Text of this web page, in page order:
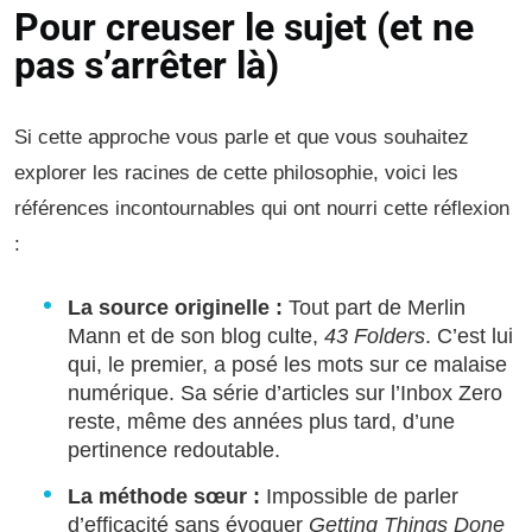
Pour creuser le sujet (et ne
pas s’arrêter là)
Si cette approche vous parle et que vous souhaitez
explorer les racines de cette philosophie, voici les
références incontournables qui ont nourri cette réflexion
:
La source originelle : Tout part de Merlin
Mann et de son blog culte, 43 Folders. C’est lui
qui, le premier, a posé les mots sur ce malaise
numérique. Sa série d’articles sur l’Inbox Zero
reste, même des années plus tard, d’une
pertinence redoutable.
La méthode sœur : Impossible de parler
d’efficacité sans évoquer Getting Things Done